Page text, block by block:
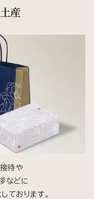
産
待や
などに
ております。